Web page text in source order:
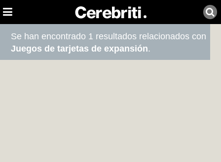
Se han encontrado 1 resultados relacionados con
Juegos de tarjetas de expansión.